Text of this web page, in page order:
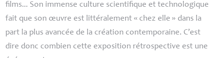
films... Son immense culture scientifique et technologique
fait que son œuvre est littéralement « chez elle » dans la
part la plus avancée de la création contemporaine. C’est
dire donc combien cette exposition rétrospective est une